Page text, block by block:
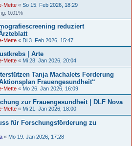
Mette « So 15. Feb 2026, 18:29
0.01%
reduziert
Mette « Di 3. Feb 2026, 15:47
| Arte
Mette « Mi 28. Jan 2026, 20:04
Tanja Machalets Forderung
Frauengesundheit“
Mette « Mo 26. Jan 2026, 16:09
zur Frauengesundheit | DLF Nova
Mette « Mi 21. Jan 2026, 18:00
für Forschungsförderung zu
« Mo 19. Jan 2026, 17:28